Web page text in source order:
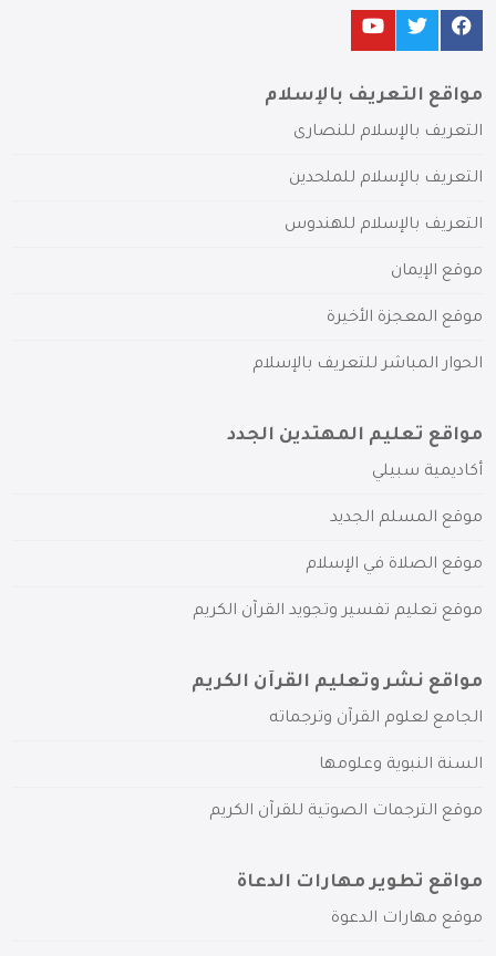
مواقع التعريف بالإسلام
التعريف بالإسلام للنصارى
التعريف بالإسلام للملحدين
التعريف بالإسلام للهندوس
موقع الإيمان
موقع المعجزة الأخيرة
الحوار المباشر للتعريف بالإسلام
مواقع تعليم المهتدين الجدد
أكاديمية سبيلي
موقع المسلم الجديد
موقع الصلاة في الإسلام
موقع تعليم تفسير وتجويد القرآن الكريم
مواقع نشر وتعليم القرآن الكريم
الجامع لعلوم القرآن وترجماته
السنة النبوية وعلومها
موقع الترجمات الصوتية للقرآن الكريم
مواقع تطوير مهارات الدعاة
موقع مهارات الدعوة